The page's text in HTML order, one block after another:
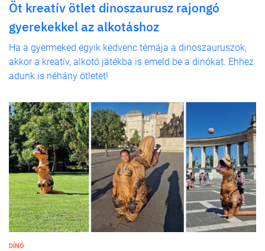
Öt kreatív ötlet dinoszaurusz rajongó
gyerekekkel az alkotáshoz
Ha a gyermeked egyik kedvenc témája a dinoszauruszok,
akkor a kreatív, alkotó játékba is emeld be a dinókat. Ehhez
adunk is néhány ötletet!
DÍNÓ